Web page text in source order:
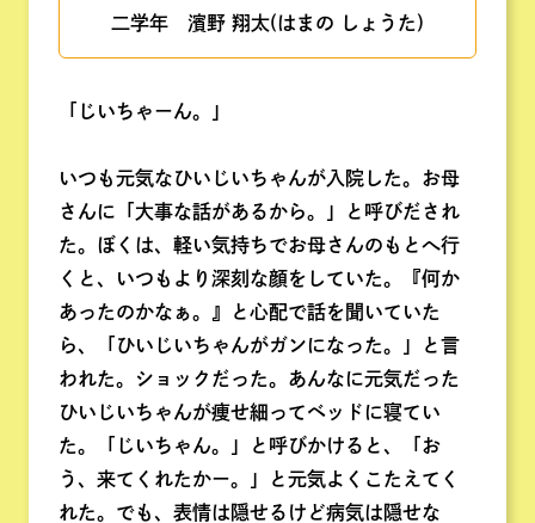
二学年 濱野 翔太(はまの しょうた)
「じいちゃーん。」
いつも元気なひいじいちゃんが入院した。お母
さんに「大事な話があるから。」と呼びだされ
た。ぼくは、軽い気持ちでお母さんのもとへ行
くと、いつもより深刻な顔をしていた。『何か
あったのかなぁ。』と心配で話を聞いていた
ら、「ひいじいちゃんがガンになった。」と言
われた。ショックだった。あんなに元気だった
ひいじいちゃんが痩せ細ってベッドに寝てい
た。「じいちゃん。」と呼びかけると、「お
う、来てくれたかー。」と元気よくこたえてく
れた。でも、表情は隠せるけど病気は隠せな